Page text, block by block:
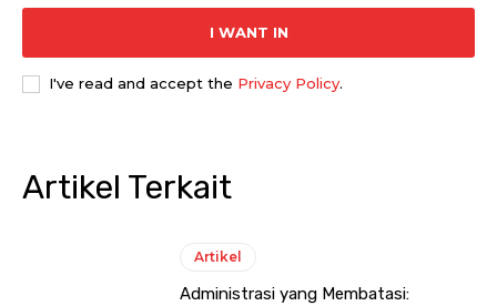
I WANT IN
I've read and accept the Privacy Policy.
Artikel Terkait
Artikel
Administrasi yang Membatasi: